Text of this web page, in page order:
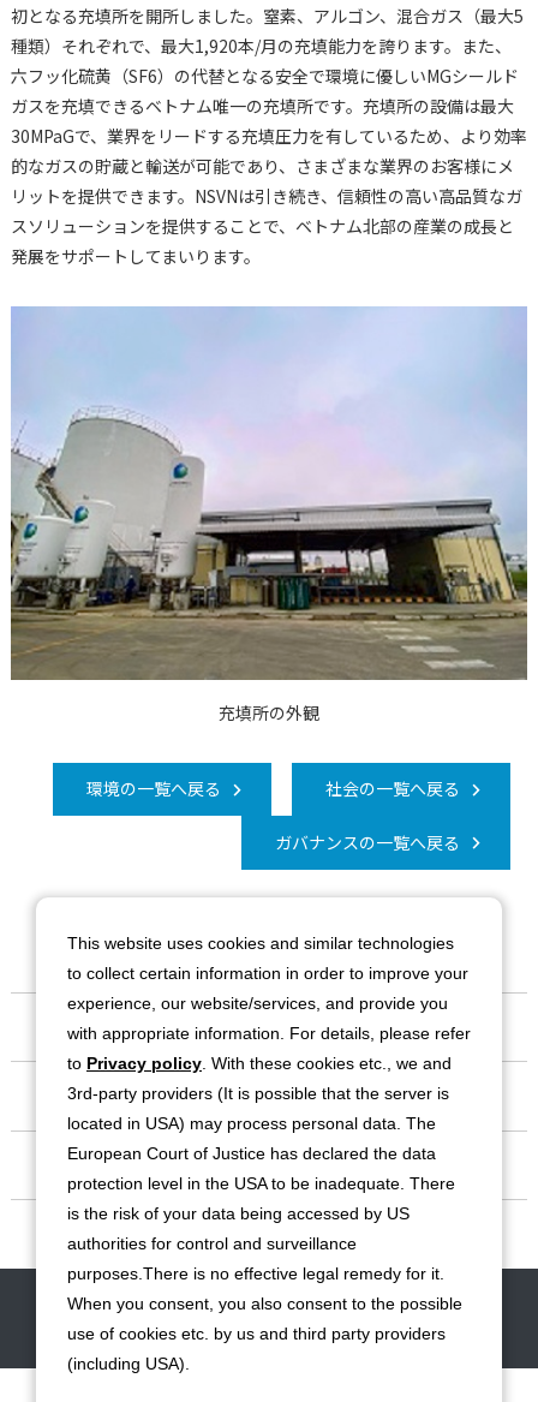
初となる充填所を開所しました。窒素、アルゴン、混合ガス（最大5
種類）それぞれで、最大1,920本/月の充填能力を誇ります。また、
六フッ化硫黄（SF6）の代替となる安全で環境に優しいMGシールド
ガスを充填できるベトナム唯一の充填所です。充填所の設備は最大
30MPaGで、業界をリードする充填圧力を有しているため、より効率
的なガスの貯蔵と輸送が可能であり、さまざまな業界のお客様にメ
リットを提供できます。NSVNは引き続き、信頼性の高い高品質なガ
スソリューションを提供することで、ベトナム北部の産業の成長と
発展をサポートしてまいります。
充填所の外観
環境の一覧へ戻る 社会の一覧へ戻る
ガバナンスの一覧へ戻る
会社情報
事業紹介
IR情報
サステナビリティ
お問い合わせ サイトマップ 免責事項 利用規約
個人情報保護方針
クッキー（Cookie）ポリシー
ソーシャルメディア利用規約
This website uses cookies and similar technologies
to collect certain information in order to improve your
experience, our website/services, and provide you
with appropriate information. For details, please refer
to Privacy policy . With these cookies etc., we and
3rd-party providers (It is possible that the server is
located in USA) may process personal data. The
European Court of Justice has declared the data
protection level in the USA to be inadequate. There
is the risk of your data being accessed by US
authorities for control and surveillance
purposes.There is no effective legal remedy for it.
When you consent, you also consent to the possible
use of cookies etc. by us and third party providers
(including USA).